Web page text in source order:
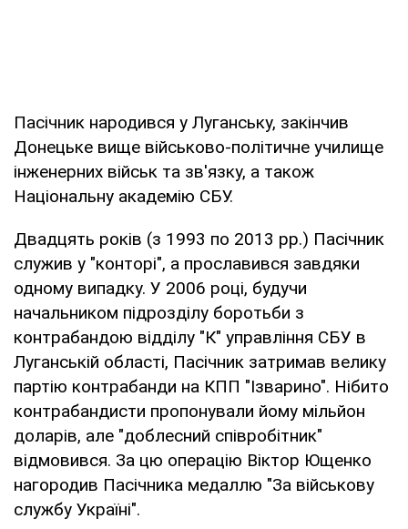
Пасічник народився у Луганську, закінчив
Донецьке вище військово-політичне училище
інженерних військ та зв'язку, а також
Національну академію СБУ.
Двадцять років (з 1993 по 2013 рр.) Пасічник
служив у "конторі", а прославився завдяки
одному випадку. У 2006 році, будучи
начальником підрозділу боротьби з
контрабандою відділу "К" управління СБУ в
Луганській області, Пасічник затримав велику
партію контрабанди на КПП "Ізварино". Нібито
контрабандисти пропонували йому мільйон
доларів, але "доблесний співробітник"
відмовився. За цю операцію Віктор Ющенко
нагородив Пасічника медаллю "За військову
службу Україні".